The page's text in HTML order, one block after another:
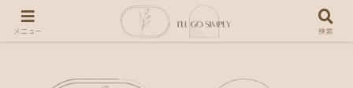
メニュー 検索